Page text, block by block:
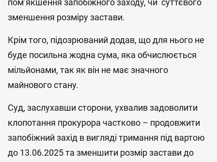
пом’якшення запобіжного заходу, чи суттєвого
зменшення розміру застави.
Крім того, підозрюваний додав, що для нього не
буде посильна жодна сума, яка обчислюється
мільйонами, так як він не має значного
майнового стану.
Суд, заслухавши сторони, ухвалив задоволити
клопотання прокурора частково – продовжити
запобіжний захід в вигляді тримання під вартою
до 13.06.2025 та зменшити розмір застави до